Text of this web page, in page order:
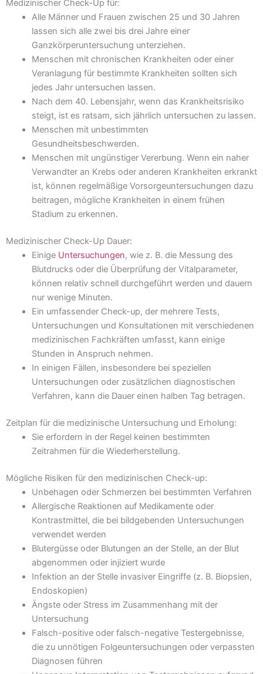
Medizinischer Check-Up für:
Alle Männer und Frauen zwischen 25 und 30 Jahren
lassen sich alle zwei bis drei Jahre einer
Ganzkörperuntersuchung unterziehen.
Menschen mit chronischen Krankheiten oder einer
Veranlagung für bestimmte Krankheiten sollten sich
jedes Jahr untersuchen lassen.
Nach dem 40. Lebensjahr, wenn das Krankheitsrisiko
steigt, ist es ratsam, sich jährlich untersuchen zu lassen.
Menschen mit unbestimmten
Gesundheitsbeschwerden.
Menschen mit ungünstiger Vererbung. Wenn ein naher
Verwandter an Krebs oder anderen Krankheiten erkrankt
ist, können regelmäßige Vorsorgeuntersuchungen dazu
beitragen, mögliche Krankheiten in einem frühen
Stadium zu erkennen.
Medizinischer Check-Up Dauer:
Einige Untersuchungen, wie z. B. die Messung des
Blutdrucks oder die Überprüfung der Vitalparameter,
können relativ schnell durchgeführt werden und dauern
nur wenige Minuten.
Ein umfassender Check-up, der mehrere Tests,
Untersuchungen und Konsultationen mit verschiedenen
medizinischen Fachkräften umfasst, kann einige
Stunden in Anspruch nehmen.
In einigen Fällen, insbesondere bei speziellen
Untersuchungen oder zusätzlichen diagnostischen
Verfahren, kann die Dauer einen halben Tag betragen.
Zeitplan für die medizinische Untersuchung und Erholung:
Sie erfordern in der Regel keinen bestimmten
Zeitrahmen für die Wiederherstellung.
Mögliche Risiken für den medizinischen Check-up:
Unbehagen oder Schmerzen bei bestimmten Verfahren
Allergische Reaktionen auf Medikamente oder
Kontrastmittel, die bei bildgebenden Untersuchungen
verwendet werden
Blutergüsse oder Blutungen an der Stelle, an der Blut
abgenommen oder injiziert wurde
Infektion an der Stelle invasiver Eingriffe (z. B. Biopsien,
Endoskopien)
Ängste oder Stress im Zusammenhang mit der
Untersuchung
Falsch-positive oder falsch-negative Testergebnisse,
die zu unnötigen Folgeuntersuchungen oder verpassten
Diagnosen führen